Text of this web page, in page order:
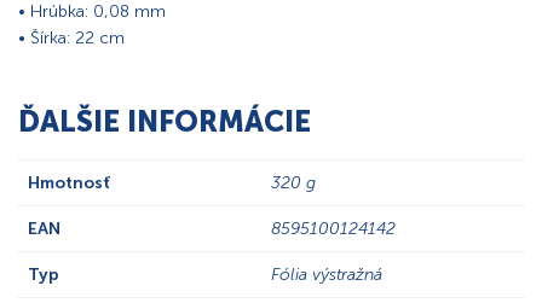
• Hrúbka: 0,08 mm
• Šírka: 22 cm
ĎALŠIE INFORMÁCIE
Hmotnosť 320 g
EAN 8595100124142
Typ Fólia výstražná